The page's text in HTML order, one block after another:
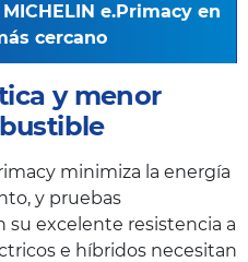
e.Primacy en
cercano
y menor
minimiza la energía
y pruebas
excelente resistencia a
e híbridos necesitan